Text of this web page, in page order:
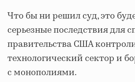
Что бы ни решил суд, это
серьезные последствия для
правительства США
технологический сектор и
с монополиями.